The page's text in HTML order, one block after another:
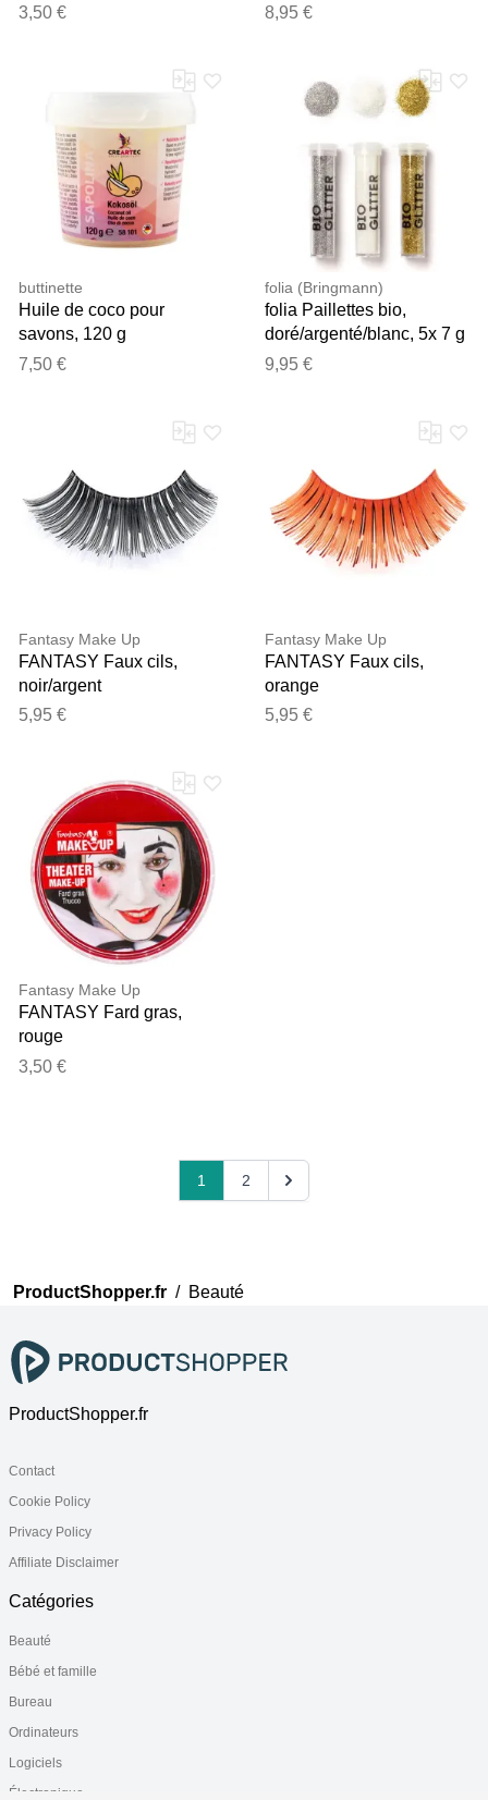
3,50 €
8,95 €
buttinette
Huile de coco pour
savons, 120 g
7,50 €
folia (Bringmann)
folia Paillettes bio,
doré/argenté/blanc, 5x 7 g
9,95 €
Fantasy Make Up
FANTASY Faux cils,
noir/argent
5,95 €
Fantasy Make Up
FANTASY Faux cils,
orange
5,95 €
Fantasy Make Up
FANTASY Fard gras,
rouge
3,50 €
1 2
ProductShopper.fr / Beauté
ProductShopper.fr
Contact
Cookie Policy
Privacy Policy
Affiliate Disclaimer
Catégories
Beauté
Bébé et famille
Bureau
Ordinateurs
Logiciels
Électronique